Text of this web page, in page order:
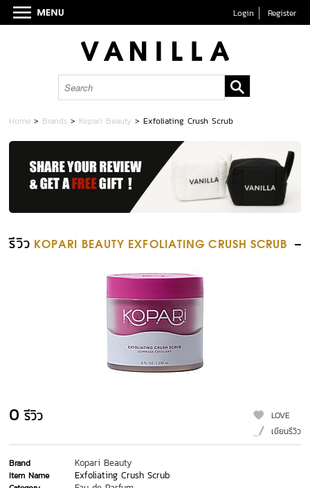
Login Register
Home > Brands > Kopari Beauty >Exfoliating Crush Scrub
รีวิว KOPARI BEAUTY EXFOLIATING CRUSH SCRUB
0 รีวิว
LOVE
เขียนรีวิว
Brand Kopari Beauty
Item Name Exfoliating Crush Scrub